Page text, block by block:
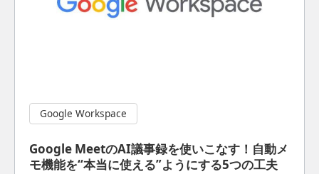
Google Workspace
Google MeetのAI議事録を使いこなす！自動メ
モ機能を“本当に使える”ようにする5つの工夫